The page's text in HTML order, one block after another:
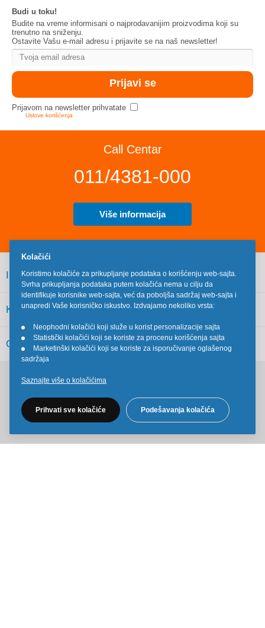
Budi u toku!
Budite na vreme informisani o najprodavanijim proizvodima koji su
trenutno na sniženju.
Ostavite Vašu e-mail adresu i prijavite se na naš newsletter!
Prijavom na newsletter prihvatate
Uslove korišćenja
Call Centar
011/4381-000
Više informacija
INFORMACIJE
KORISNIČKI SERVIS
OSTALO
Kolačići
Koristimo kolačiće za prikupljanje podataka o korišćenju web-sajta.
Svrha prikupljanja podataka putem kolačića nema u cilju da
identifikuje korisnike web-sajta, već da poboljša sadržaj web-sajta i
unapredi Vaše korisničko iskustvo. Izdvajamo nekoliko vrsta:
•
Neophodni kolačići koji služe u korist personalizacije sajta
•
Statistički kolačići koji se koriste za procenu korišćenja sajta
•
Marketinški kolačići koji se koriste za isporučivanje oglašenog
sadržaja
Saznajte više o kolačićima
Prihvati sve kolačiće Podešavanja kolačića